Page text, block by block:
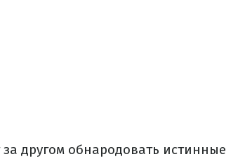
другом обнародовать истинные